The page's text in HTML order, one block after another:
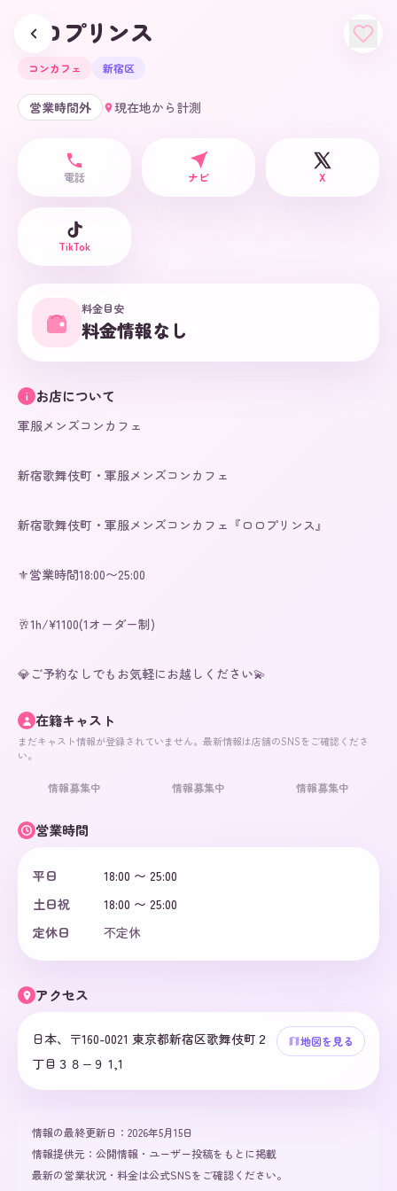
ロロプリンス
コンカフェ 新宿区
営業時間外 現在地から計測
電話 ナビ X
TikTok
料金目安
料金情報なし
i お店について
軍服メンズコンカフェ
新宿歌舞伎町・軍服メンズコンカフェ
新宿歌舞伎町・軍服メンズコンカフェ『ロロプリンス』
⚜️営業時間18:00〜25:00
🥂1h/¥1100(1オーダー制)
💎ご予約なしでもお気軽にお越しください💫
在籍キャスト
まだキャスト情報が登録されていません。最新情報は店舗のSNSをご確認くださ
い。
情報募集中 情報募集中 情報募集中
営業時間
平日
18:00 〜 25:00
土日祝
18:00 〜 25:00
定休日
不定休
アクセス
日本、〒160-0021 東京都新宿区歌舞伎町２
丁目３８−９ 1,1
地図を見る
情報の最終更新日： 2026年5月15日
情報提供元： 公開情報・ユーザー投稿をもとに掲載
最新の営業状況・料金は公式SNSをご確認ください。